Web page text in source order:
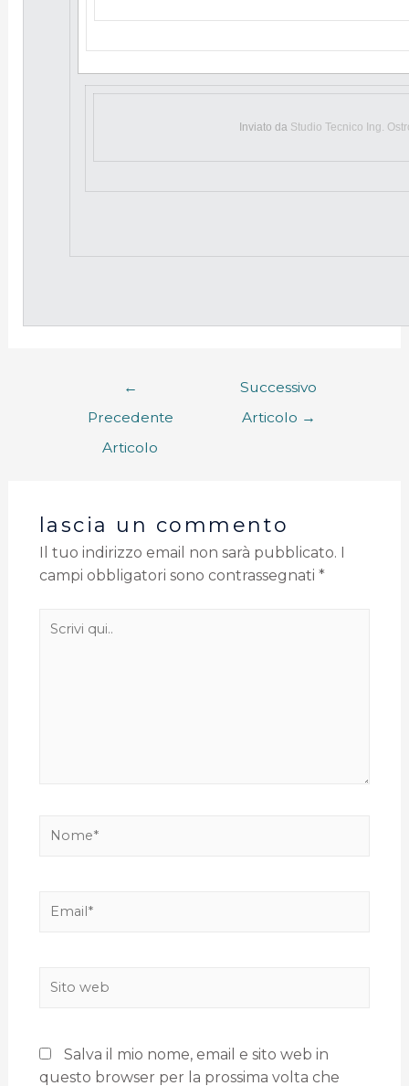
Inviato da Studio Tecnico Ing.
←
Precedente
Articolo
Successivo
Articolo →
lascia un commento
Il tuo indirizzo email non sarà pubblicato.
campi obbligatori sono contrassegnati *
Salva il mio nome, email e sito web in
questo browser per la prossima volta che